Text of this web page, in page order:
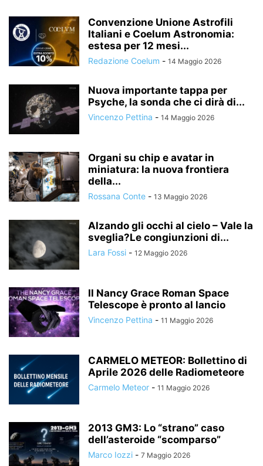
Convenzione Unione Astrofili
Italiani e Coelum Astronomia:
estesa per 12 mesi...
Redazione Coelum - 14 Maggio 2026
Nuova importante tappa per
Psyche, la sonda che ci dirà di...
Vincenzo Pettina - 14 Maggio 2026
Organi su chip e avatar in
miniatura: la nuova frontiera
della...
Rossana Conte - 13 Maggio 2026
Alzando gli occhi al cielo – Vale la
sveglia?Le congiunzioni di...
Lara Fossi - 12 Maggio 2026
Il Nancy Grace Roman Space
Telescope è pronto al lancio
Vincenzo Pettina - 11 Maggio 2026
CARMELO METEOR: Bollettino di
Aprile 2026 delle Radiometeore
Carmelo Meteor - 11 Maggio 2026
2013 GM3: Lo “strano” caso
dell’asteroide “scomparso”
Marco Iozzi - 7 Maggio 2026